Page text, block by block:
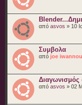
από asvos » 10
Συμβολα
από joe iwannou
από asvos » 02